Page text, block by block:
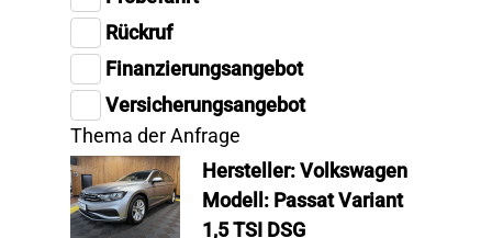
Rückruf
Finanzierungsangebot
Versicherungsangebot
Thema der Anfrage
Hersteller: Volkswagen
Modell: Passat Variant
1,5 TSI DSG